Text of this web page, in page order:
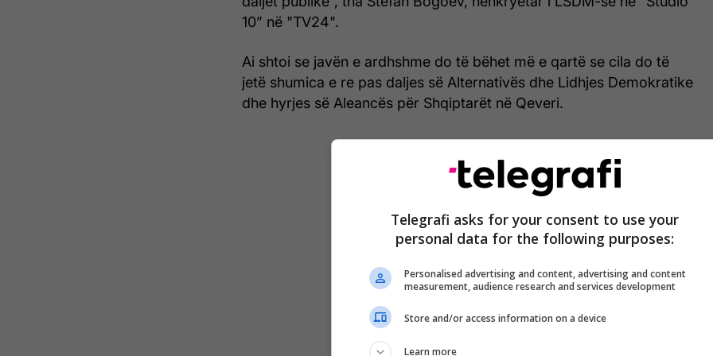
10” në "TV24".
Ai shtoi se javën e ardhshme do të bëhet më e qartë se cila do të
jetë shumica e re pas daljes së Alternativës dhe Lidhjes Demokratike
dhe hyrjes së Aleancës për Shqiptarët në Qeveri.
Telegrafi asks for your consent to use your
personal data for the following purposes:
Personalised advertising and content, advertising and content
measurement, audience research and services development
Store and/or access information on a device
Learn more